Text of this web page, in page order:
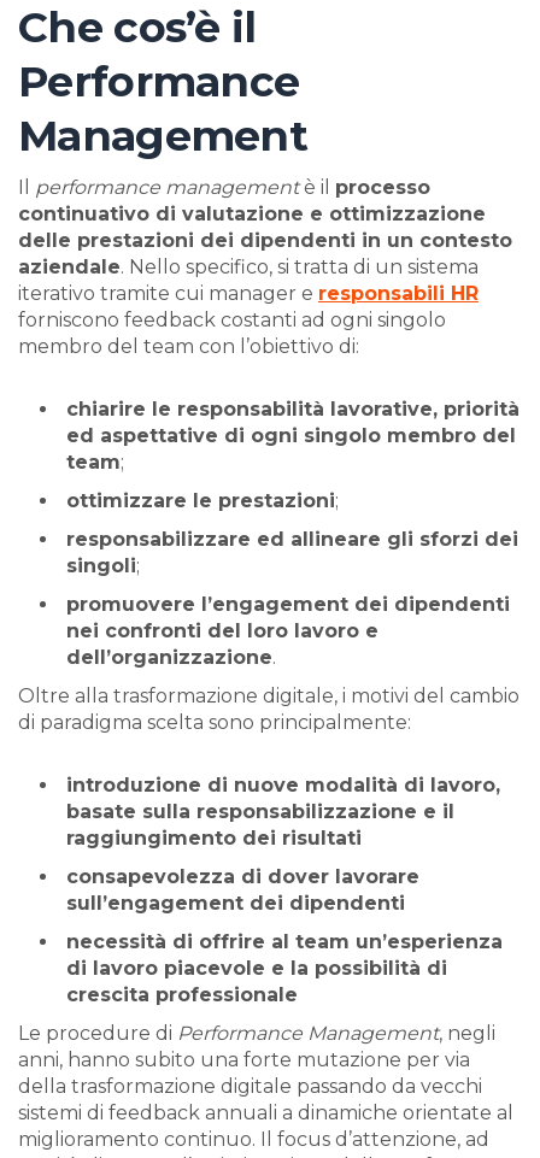
Che cos’è il
Performance
Management
performance managementè il processo
continuativo di valutazione e ottimizzazione
delle prestazioni dei dipendenti in un contesto
aziendale. Nello specifico, si tratta di un sistema
iterativo tramite cui manager e responsabili HR
forniscono feedback costanti ad ogni singolo
membro del team con l’obiettivo di:
chiarire le responsabilità lavorative, priorità
ed aspettative di ogni singolo membro del
team;
ottimizzare le prestazioni;
responsabilizzare ed allineare gli sforzi dei
singoli;
promuovere l’engagement dei dipendenti
nei confronti del loro lavoro e
dell’organizzazione.
Oltre alla trasformazione digitale, i motivi del cambio
di paradigma scelta sono principalmente:
introduzione di nuove modalità di lavoro,
basate sulla responsabilizzazione e il
raggiungimento dei risultati
consapevolezza di dover lavorare
sull’engagement dei dipendenti
necessità di offrire al team un’esperienza
di lavoro piacevole e la possibilità di
crescita professionale
Le procedure di Performance Management, negli
anni, hanno subito una forte mutazione per via
della trasformazione digitale passando da vecchi
sistemi di feedback annuali a dinamiche orientate al
miglioramento continuo. Il focus d’attenzione, ad